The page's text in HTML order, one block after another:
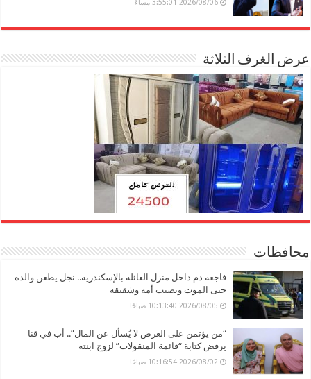
2026/08/06 3:55:01 مساءً
عرض الغرف الثلاثة
محافظات
فاجعة دم داخل منزل العائلة بالإسكندرية.. نجل يطعن والده
حتى الموت ويصيب أمه وشقيقه
2026/08/05 10:13:40 صباحًا
“من يؤتمن على العرض لا يُسأل عن المال”.. أب في قنا
يرفض كتابة “قائمة المنقولات” لزوج ابنته
2026/08/02 10:16:54 صباحًا